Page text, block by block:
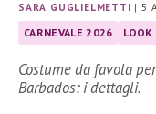
SARA GUGLIELMETTI |5
CARNEVALE 2026 LOOK
Costume da favola
Barbados: i dettagli.